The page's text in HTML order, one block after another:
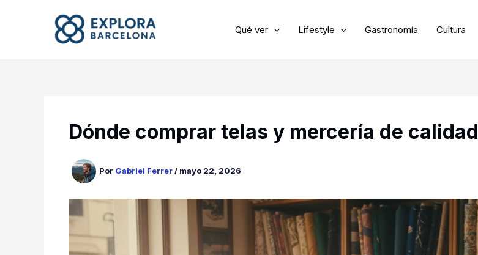
Qué ver Lifestyle Gastronomía Cultura
Dónde comprar telas y mercería de calidad
Por Gabriel Ferrer/ mayo 22, 2026